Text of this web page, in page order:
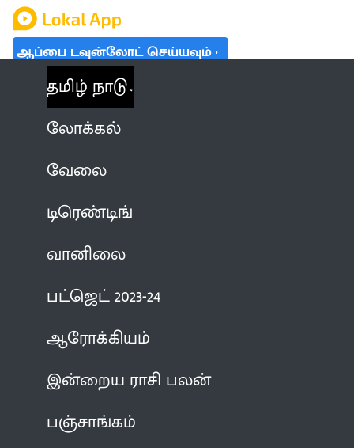
ஆப்பை டவுன்லோட் செய்யவும்
தமிழ் நாடு
லோக்கல்
வேலை
டிரெண்டிங்
வானிலை
பட்ஜெட் 2023-24
ஆரோக்கியம்
இன்றைய ராசி பலன்
பஞ்சாங்கம்